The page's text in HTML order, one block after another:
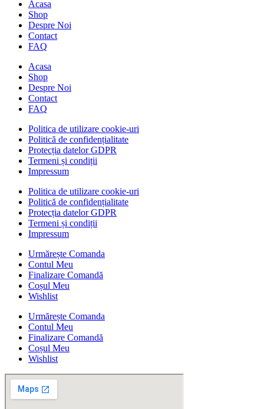
Acasa
Shop
Despre Noi
Contact
FAQ
Acasa
Shop
Despre Noi
Contact
FAQ
Politica de utilizare cookie-uri
Politică de confidențialitate
Protecția datelor GDPR
Termeni și condiții
Impressum
Politica de utilizare cookie-uri
Politică de confidențialitate
Protecția datelor GDPR
Termeni și condiții
Impressum
Urmărește Comanda
Contul Meu
Finalizare Comandă
Coșul Meu
Wishlist
Urmărește Comanda
Contul Meu
Finalizare Comandă
Coșul Meu
Wishlist